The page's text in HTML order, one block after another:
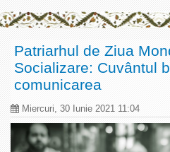
Patriarhul de Ziua
Socializare: Cuvântul
comunicarea
Miercuri, 30 Iunie 2021 11:04